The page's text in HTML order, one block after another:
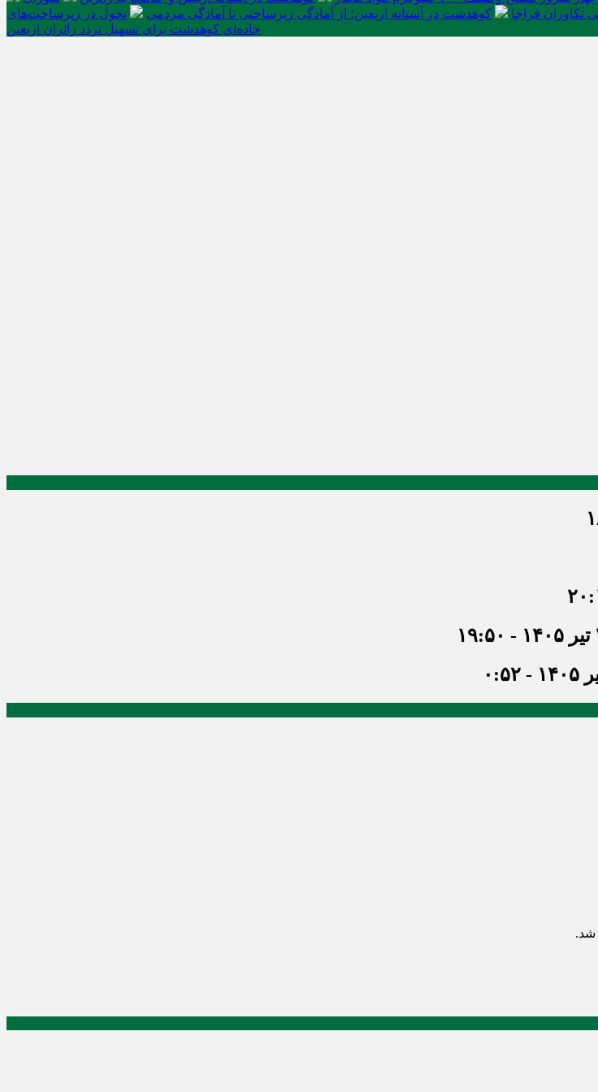
تکاوران فراجا کوهدشت در آستانه اربعین؛ از آمادگی زیرساختی تا آمادگی مردمی
تحول در زیرساخت‌های
جاده‌ای کوهدشت برای تسهیل تردد زائران اربعین
شد.